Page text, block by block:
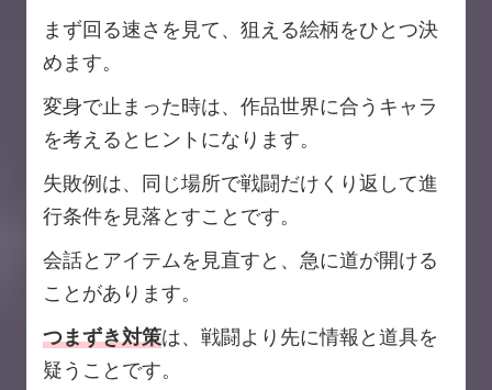
まず回る速さを見て、狙える絵柄をひとつ決
めます。
変身で止まった時は、作品世界に合うキャラ
を考えるとヒントになります。
失敗例は、同じ場所で戦闘だけくり返して進
行条件を見落とすことです。
会話とアイテムを見直すと、急に道が開ける
ことがあります。
つまずき対策は、戦闘より先に情報と道具を
疑うことです。